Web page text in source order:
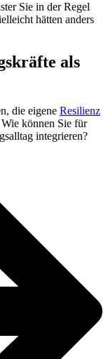
Sie in der Regel
hätten anders
als
die eigene Resilienz
können Sie für
integrieren?